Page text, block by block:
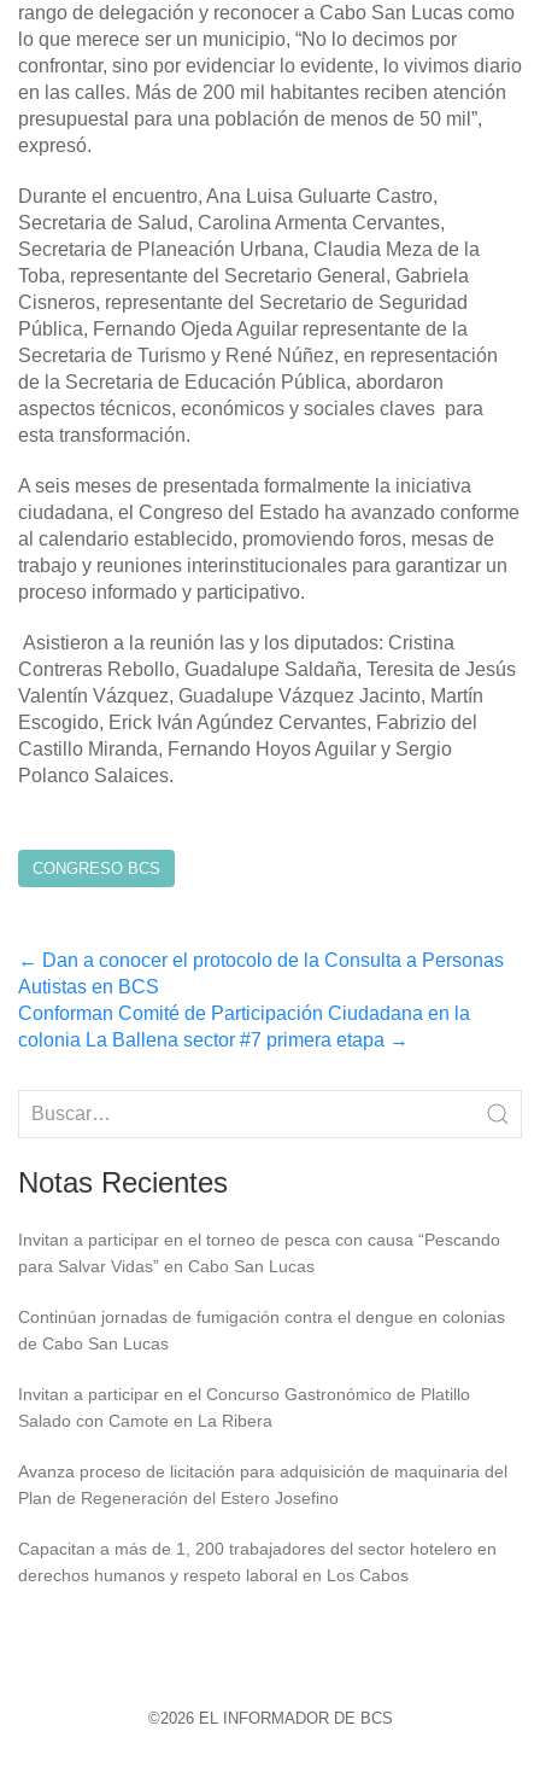
rango de delegación y reconocer a Cabo San Lucas como
lo que merece ser un municipio, “No lo decimos por
confrontar, sino por evidenciar lo evidente, lo vivimos diario
en las calles. Más de 200 mil habitantes reciben atención
presupuestal para una población de menos de 50 mil”,
expresó.
Durante el encuentro, Ana Luisa Guluarte Castro,
Secretaria de Salud, Carolina Armenta Cervantes,
Secretaria de Planeación Urbana, Claudia Meza de la
Toba, representante del Secretario General, Gabriela
Cisneros, representante del Secretario de Seguridad
Pública, Fernando Ojeda Aguilar representante de la
Secretaria de Turismo y René Núñez, en representación
de la Secretaria de Educación Pública, abordaron
aspectos técnicos, económicos y sociales claves para
esta transformación.
A seis meses de presentada formalmente la iniciativa
ciudadana, el Congreso del Estado ha avanzado conforme
al calendario establecido, promoviendo foros, mesas de
trabajo y reuniones interinstitucionales para garantizar un
proceso informado y participativo.
Asistieron a la reunión las y los diputados: Cristina
Contreras Rebollo, Guadalupe Saldaña, Teresita de Jesús
Valentín Vázquez, Guadalupe Vázquez Jacinto, Martín
Escogido, Erick Iván Agúndez Cervantes, Fabrizio del
Castillo Miranda, Fernando Hoyos Aguilar y Sergio
Polanco Salaices.
CONGRESO BCS
Post
navigation
← Dan a conocer el protocolo de la Consulta a Personas
Autistas en BCS
Conforman Comité de Participación Ciudadana en la
colonia La Ballena sector #7 primera etapa →
Notas Recientes
Invitan a participar en el torneo de pesca con causa “Pescando
para Salvar Vidas” en Cabo San Lucas
Continúan jornadas de fumigación contra el dengue en colonias
de Cabo San Lucas
Invitan a participar en el Concurso Gastronómico de Platillo
Salado con Camote en La Ribera
Avanza proceso de licitación para adquisición de maquinaria del
Plan de Regeneración del Estero Josefino
Capacitan a más de 1, 200 trabajadores del sector hotelero en
derechos humanos y respeto laboral en Los Cabos
©2026 EL INFORMADOR DE BCS